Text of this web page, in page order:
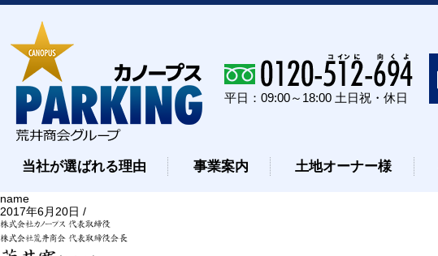
平日：09:00～18:00 土日祝・休日
当社が選ばれる理由 事業案内 土地オーナー様
name
2017年6月20日 /